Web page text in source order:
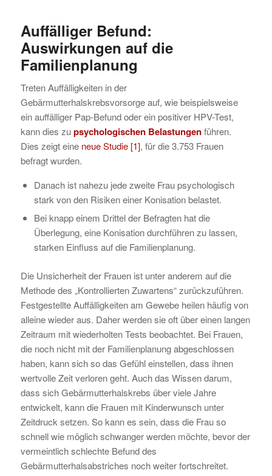
Auffälliger Befund:
Auswirkungen auf die
Familienplanung
Treten Auffälligkeiten in der
Gebärmutterhalskrebsvorsorge auf, wie beispielsweise
ein auffälliger Pap-Befund oder ein positiver HPV-Test,
kann dies zupsychologischen Belastungenführen.
Dies zeigt eine neue Studie [1], für die 3.753 Frauen
befragt wurden.
Danach ist nahezu jede zweite Frau psychologisch
stark von den Risiken einer Konisation belastet.
Bei knapp einem Drittel der Befragten hat die
Überlegung, eine Konisation durchführen zu lassen,
starken Einfluss auf die Familienplanung.
Die Unsicherheit der Frauen ist unter anderem auf die
Methode des „Kontrollierten Zuwartens“ zurückzuführen.
Festgestellte Auffälligkeiten am Gewebe heilen häufig von
alleine wieder aus. Daher werden sie oft über einen langen
Zeitraum mit wiederholten Tests beobachtet. Bei Frauen,
die noch nicht mit der Familienplanung abgeschlossen
haben, kann sich so das Gefühl einstellen, dass ihnen
wertvolle Zeit verloren geht. Auch das Wissen darum,
dass sich Gebärmutterhalskrebs über viele Jahre
entwickelt, kann die Frauen mit Kinderwunsch unter
Zeitdruck setzen. So kann es sein, dass die Frau so
schnell wie möglich schwanger werden möchte, bevor der
vermeintlich schlechte Befund des
Gebärmutterhalsabstriches noch weiter fortschreitet.